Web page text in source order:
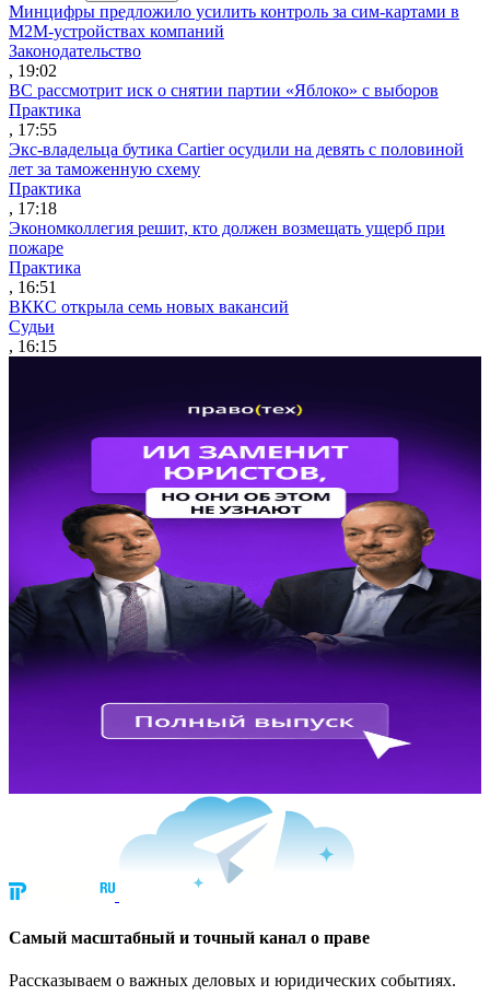
Минцифры предложило усилить контроль за сим-картами в
M2M-устройствах компаний
Законодательство
, 19:02
ВС рассмотрит иск о снятии партии «Яблоко» с выборов
Практика
, 17:55
Экс-владельца бутика Cartier осудили на девять с половиной
лет за таможенную схему
Практика
, 17:18
Экономколлегия решит, кто должен возмещать ущерб при
пожаре
Практика
, 16:51
ВККС открыла семь новых вакансий
Судьи
, 16:15
Cамый масштабный и точный канал о праве
Рассказываем о важных деловых и юридических событиях.